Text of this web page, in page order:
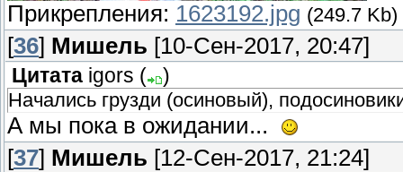
Прикрепления: 1623192.jpg (249.7 Kb)
[36] Мишель [10-Сен-2017, 20:47]
Цитата igors (
)
Начались грузди (осиновый),
А мы пока в ожидании...
[37] Мишель [12-Сен-2017, 21:24]